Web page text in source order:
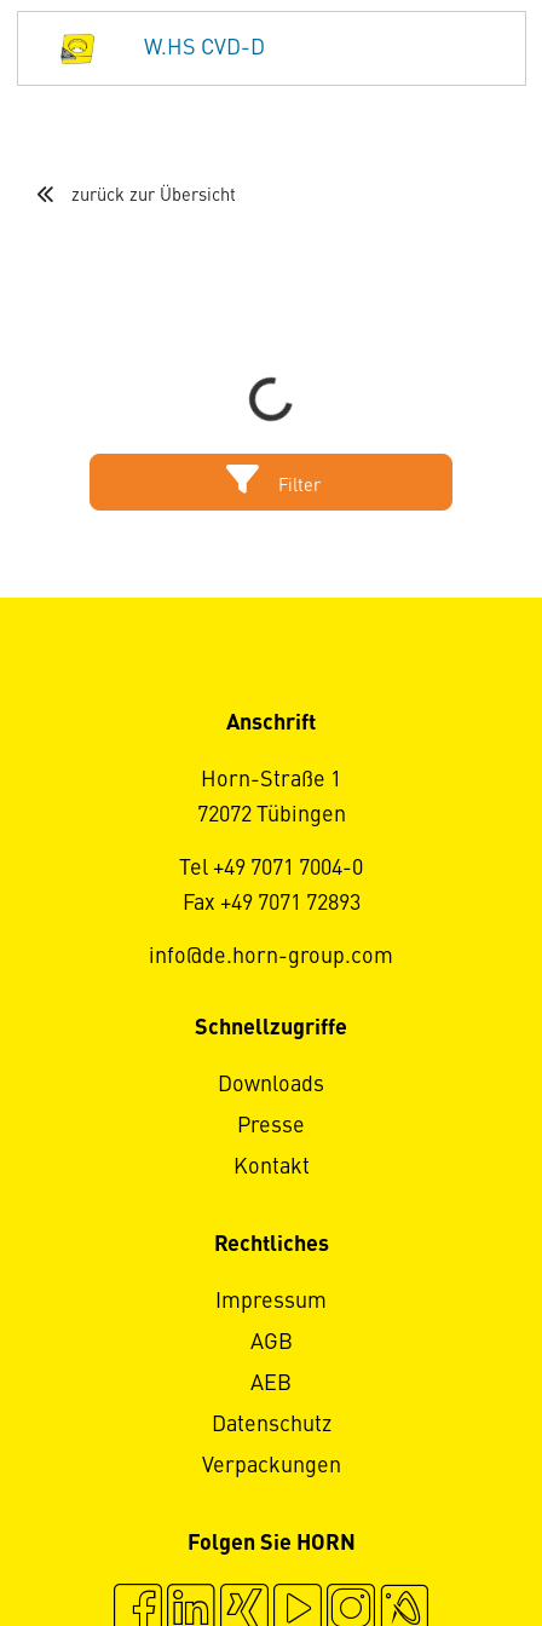
W.HS CVD-D
zurück zur Übersicht
Loading...
Filter
Anschrift
Horn-Straße 1
72072 Tübingen
Tel +49 7071 7004-0
Fax +49 7071 72893
info@de.horn-group.com
Schnellzugriffe
Downloads
Presse
Kontakt
Rechtliches
Impressum
AGB
AEB
Datenschutz
Verpackungen
Folgen Sie HORN